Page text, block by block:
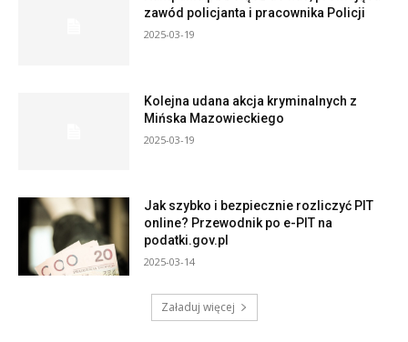
zawód policjanta i pracownika Policji
2025-03-19
Kolejna udana akcja kryminalnych z
Mińska Mazowieckiego
2025-03-19
Jak szybko i bezpiecznie rozliczyć PIT
online? Przewodnik po e-PIT na
podatki.gov.pl
2025-03-14
Załaduj więcej